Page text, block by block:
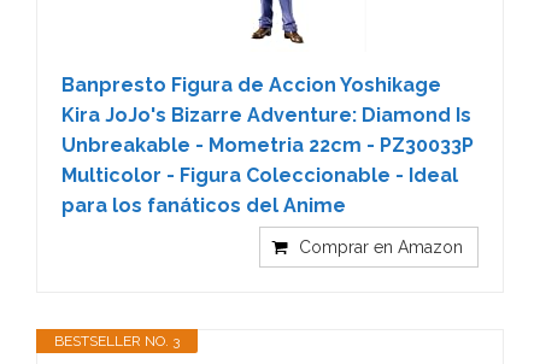
Banpresto Figura de Accion Yoshikage
Kira JoJo's Bizarre Adventure: Diamond Is
Unbreakable - Mometria 22cm - PZ30033P
Multicolor - Figura Coleccionable - Ideal
para los fanáticos del Anime
Comprar en Amazon
BESTSELLER NO. 3